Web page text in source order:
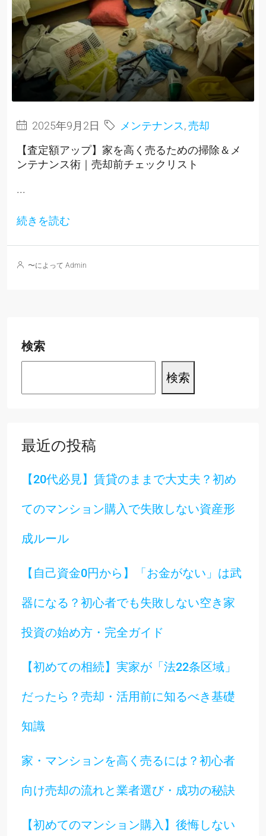
2025年9月2日 メンテナンス , 売却
【査定額アップ】家を高く売るための掃除＆メ
ンテナンス術｜売却前チェックリスト
...
続きを読む
〜によって Admin
検索
検索
最近の投稿
【20代必見】賃貸のままで大丈夫？初め
てのマンション購入で失敗しない資産形
成ルール
【自己資金0円から】「お金がない」は武
器になる？初心者でも失敗しない空き家
投資の始め方・完全ガイド
【初めての相続】実家が「法22条区域」
だったら？売却・活用前に知るべき基礎
知識
家・マンションを高く売るには？初心者
向け売却の流れと業者選び・成功の秘訣
【初めてのマンション購入】後悔しない